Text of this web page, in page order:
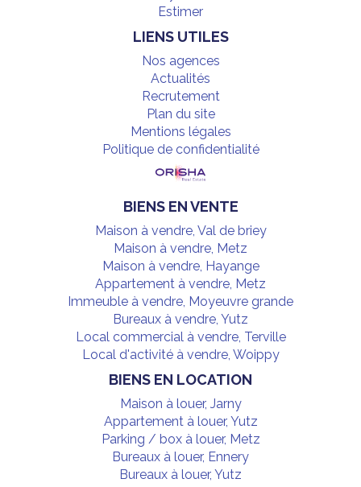
Estimer
LIENS UTILES
Nos agences
Actualités
Recrutement
Plan du site
Mentions légales
Politique de confidentialité
BIENS EN VENTE
Maison à vendre, Val de briey
Maison à vendre, Metz
Maison à vendre, Hayange
Appartement à vendre, Metz
Immeuble à vendre, Moyeuvre grande
Bureaux à vendre, Yutz
Local commercial à vendre, Terville
Local d'activité à vendre, Woippy
BIENS EN LOCATION
Maison à louer, Jarny
Appartement à louer, Yutz
Parking / box à louer, Metz
Bureaux à louer, Ennery
Bureaux à louer, Yutz